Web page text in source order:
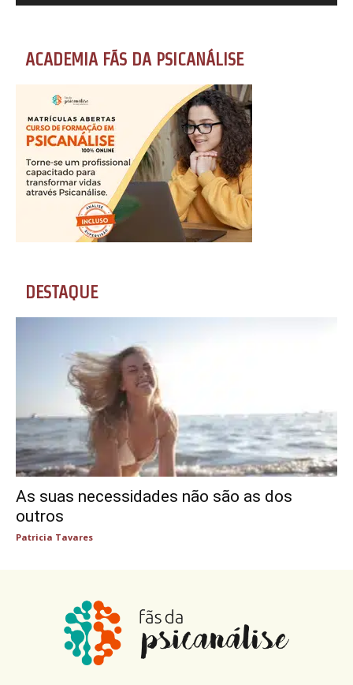
ACADEMIA FÃS DA PSICANÁLISE
DESTAQUE
As suas necessidades não são as dos
outros
Patricia Tavares